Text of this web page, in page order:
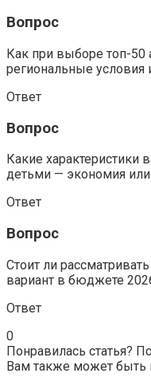
Вопрос
Как при выборе топ-50
региональные условия
Ответ
Вопрос
Какие
детьми — экономия или
Ответ
Вопрос
Стоит ли
вариант в бюджете
Ответ
0
Понравилась статья?
Вам также может быть